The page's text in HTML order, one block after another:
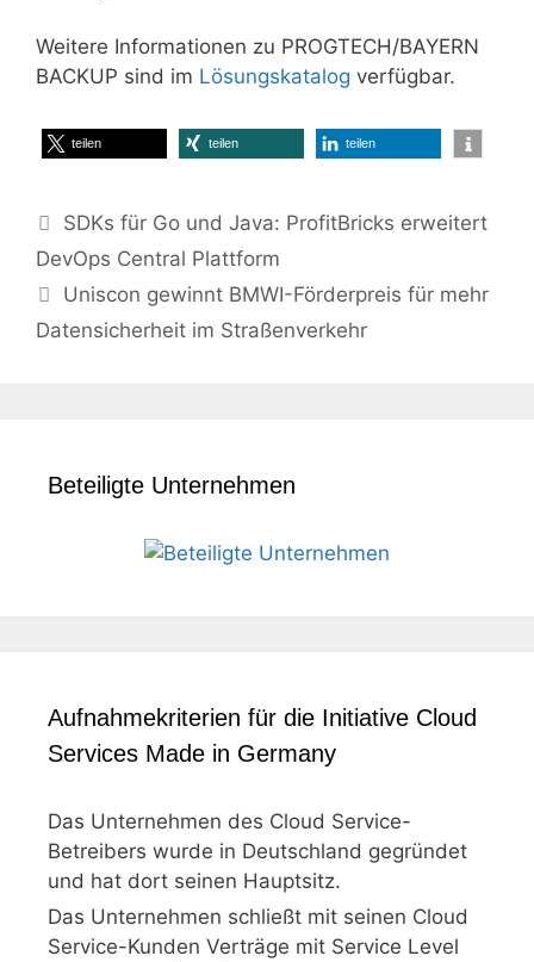
Weitere Informationen zu PROGTECH/BAYERN
BACKUP sind im Lösungskatalog verfügbar.
teilen teilen teilen
SDKs für Go und Java: ProfitBricks erweitert
DevOps Central Plattform
Uniscon gewinnt BMWI-Förderpreis für mehr
Datensicherheit im Straßenverkehr
Beteiligte Unternehmen
Aufnahmekriterien für die Initiative Cloud
Services Made in Germany
Das Unternehmen des Cloud Service-
Betreibers wurde in Deutschland gegründet
und hat dort seinen Hauptsitz.
Das Unternehmen schließt mit seinen Cloud
Service-Kunden Verträge mit Service Level